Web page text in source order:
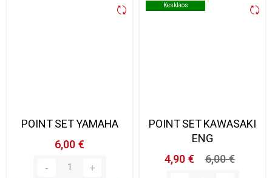
POINT SET YAMAHA
6,00 €
Kesklaos
Kesklaos
POINT SET KAWASAKI
ENG
4,90 €
6,00 €